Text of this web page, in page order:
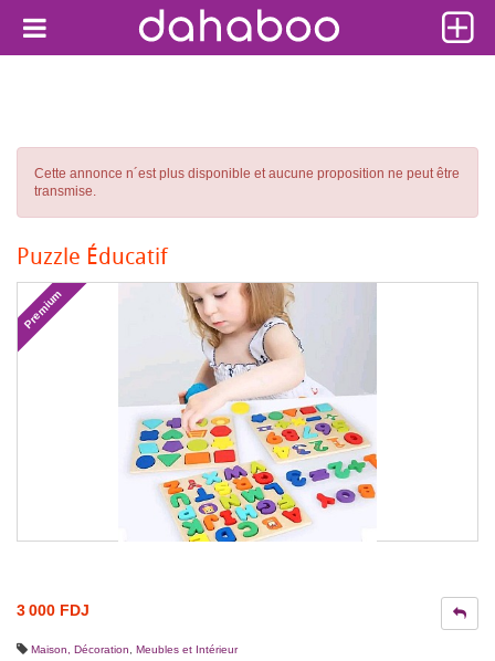
Cette annonce n´est plus disponible et aucune proposition ne peut être
transmise.
Puzzle Éducatif
Premium
3 000 FDJ
Maison, Décoration Meubles et Intérieur